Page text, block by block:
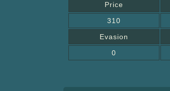
Price
310
Evasion
0